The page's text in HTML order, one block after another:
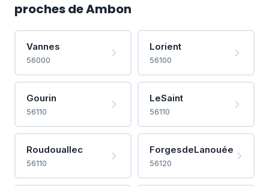
proches de Ambon
Vannes
56000
Lorient
56100
Gourin
56110
LeSaint
56110
Roudouallec
56110
ForgesdeLanouée
56120